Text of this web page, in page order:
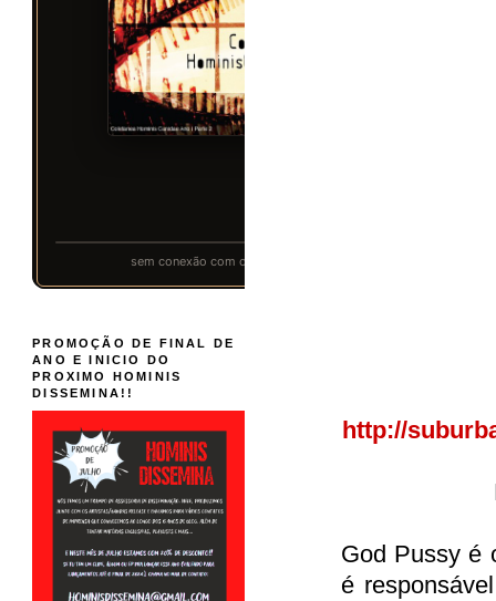
http://
God Pussy é
é
PROMOÇÃO DE FINAL DE
ANO E INICIO DO
PROXIMO HOMINIS
DISSEMINA!!